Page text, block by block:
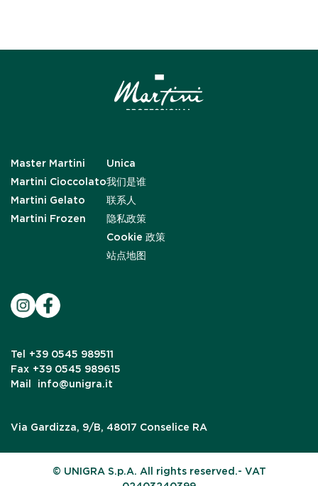
Master Martini
Martini Cioccolato
Martini Gelato
Martini Frozen
Unica
我们是谁
联系人
隐私政策
Cookie 政策
站点地图
Tel
+39 0545 989511
Fax +39 0545 989615
Mail
info@unigra.it
Via Gardizza, 9/B, 48017 Conselice RA
© UNIGRA S.p.A. All rights reserved.- VAT